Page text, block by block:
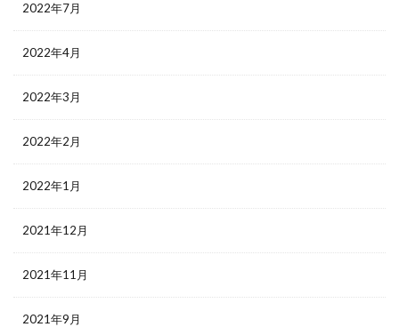
2022年7月
2022年4月
2022年3月
2022年2月
2022年1月
2021年12月
2021年11月
2021年9月